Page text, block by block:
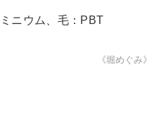
ニウム、毛：PBT
《堀めぐみ》